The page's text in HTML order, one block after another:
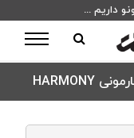
داریم ...